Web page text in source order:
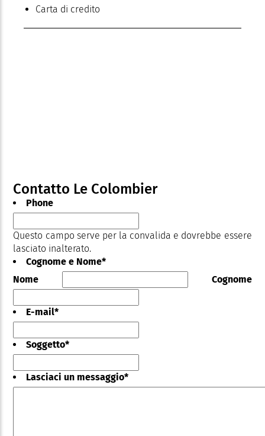
Carta di credito
Contatto Le Colombier
Phone
Questo campo serve per la convalida e dovrebbe essere
lasciato inalterato.
Cognome e Nome*
Nome
Cognome
E-mail*
Soggetto*
Lasciaci un messaggio*